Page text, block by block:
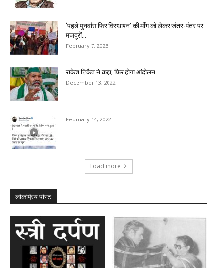
‘पहले पुनर्वास फिर विस्थापन’ की माँग को लेकर जंतर-मंतर पर
मजदूरों...
February 7, 2023
राकेश टिकैत ने कहा, फिर होगा आंदोलन
December 13, 2022
February 14, 2022
Load more
लोकप्रिय पोस्ट